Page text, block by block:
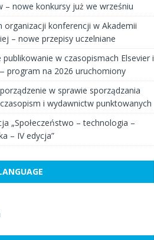
– nowe konkursy już we wrześniu
organizacji konferencji w Akademii
– nowe przepisy uczelniane
publikowanie w czasopismach Elsevier i
program na 2026 uruchomiony
w sprawie sporządzania
i wydawnictw punktowanych
„Społeczeństwo – technologia –
– IV edycja”